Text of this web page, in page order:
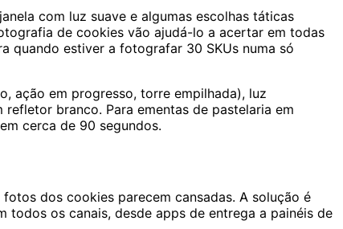
com luz suave e algumas escolhas táticas
de cookies vão ajudá-lo a acertar em todas
quando estiver a fotografar 30 SKUs numa só
ação em progresso, torre empilhada), luz
branco. Para ementas de pastelaria em
cerca de 90 segundos.
dos cookies parecem cansadas. A solução é
os canais, desde apps de entrega a painéis de